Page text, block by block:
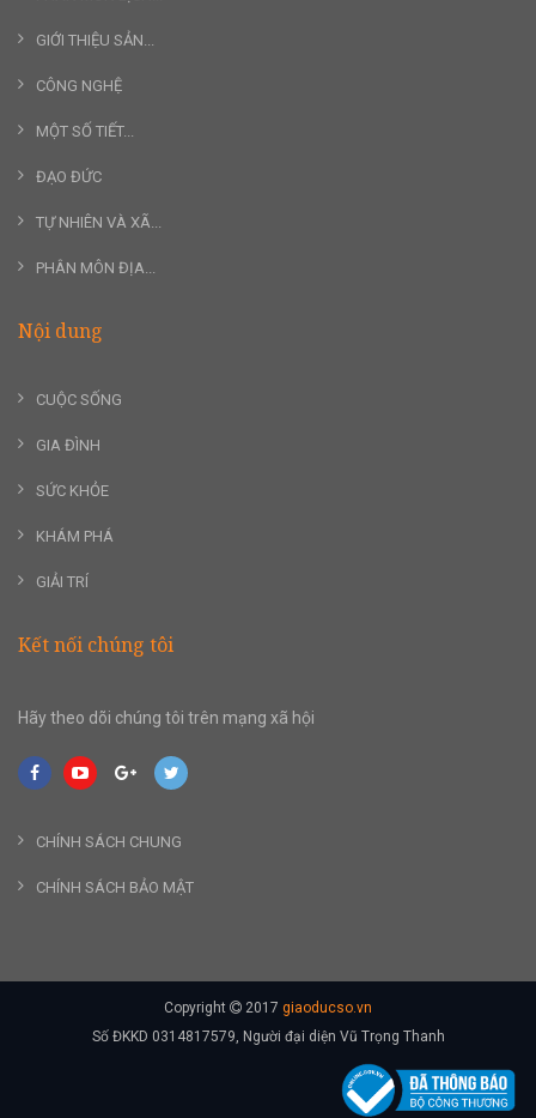
GIỚI THIỆU SẢN...
CÔNG NGHỆ
MỘT SỐ TIẾT...
ĐẠO ĐỨC
TỰ NHIÊN VÀ XÃ...
PHÂN MÔN ĐỊA...
Nội dung
CUỘC SỐNG
GIA ĐÌNH
SỨC KHỎE
KHÁM PHÁ
GIẢI TRÍ
Kết nối chúng tôi
Hãy theo dõi chúng tôi trên mạng xã hội
CHÍNH SÁCH CHUNG
CHÍNH SÁCH BẢO MẬT
Copyright 2017 giaoducso.vn
Số ĐKKD 0314817579, Người đại diện Vũ Trọng Thanh